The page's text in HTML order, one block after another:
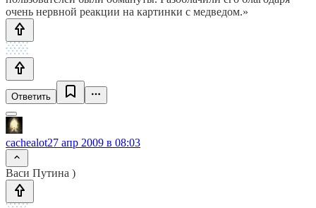
очень нервной реакции на картинки с медведом.»
Ответить
cachealot27 апр 2009 в 08:03
Васи Путина )